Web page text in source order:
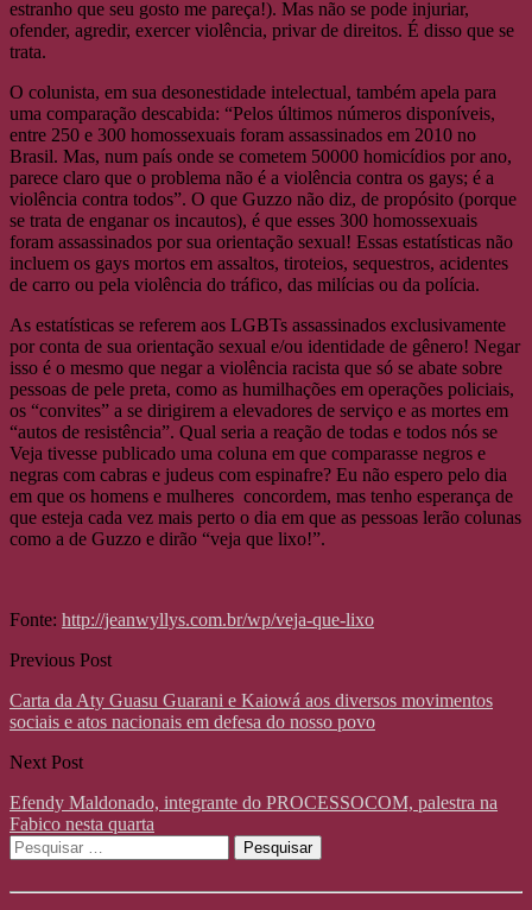
estranho que seu gosto me pareça!). Mas não se pode injuriar,
ofender, agredir, exercer violência, privar de direitos. É disso que se
trata.
O colunista, em sua desonestidade intelectual, também apela para
uma comparação descabida: “Pelos últimos números disponíveis,
entre 250 e 300 homossexuais foram assassinados em 2010 no
Brasil. Mas, num país onde se cometem 50000 homicídios por ano,
parece claro que o problema não é a violência contra os gays; é a
violência contra todos”. O que Guzzo não diz, de propósito (porque
se trata de enganar os incautos), é que esses 300 homossexuais
foram assassinados por sua orientação sexual! Essas estatísticas não
incluem os gays mortos em assaltos, tiroteios, sequestros, acidentes
de carro ou pela violência do tráfico, das milícias ou da polícia.
As estatísticas se referem aos LGBTs assassinados exclusivamente
por conta de sua orientação sexual e/ou identidade de gênero! Negar
isso é o mesmo que negar a violência racista que só se abate sobre
pessoas de pele preta, como as humilhações em operações policiais,
os “convites” a se dirigirem a elevadores de serviço e as mortes em
“autos de resistência”. Qual seria a reação de todas e todos nós se
Veja tivesse publicado uma coluna em que comparasse negros e
negras com cabras e judeus com espinafre? Eu não espero pelo dia
em que os homens e mulheres concordem, mas tenho esperança de
que esteja cada vez mais perto o dia em que as pessoas lerão colunas
como a de Guzzo e dirão “veja que lixo!”.
Fonte: http://jeanwyllys.com.br/wp/veja-que-lixo
Previous Post
Carta da Aty Guasu Guarani e Kaiowá aos diversos movimentos
sociais e atos nacionais em defesa do nosso povo
Next Post
Efendy Maldonado, integrante do PROCESSOCOM, palestra na
Fabico nesta quarta
Pesquisar
por: